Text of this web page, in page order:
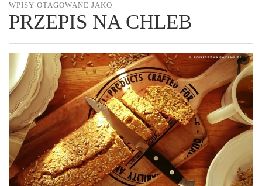
WPISY OTAGOWANE JAKO
PRZEPIS NA CHLEB